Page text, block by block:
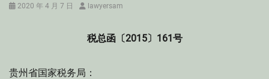
Posted
2020 年 4 月 7 日 Authorlawyersam
税总函〔2015〕161号
贵州省国家税务局：